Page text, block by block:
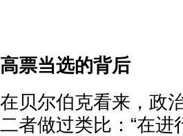
高票当选的背后
在贝尔伯克看来，政
二者做过类比：“在